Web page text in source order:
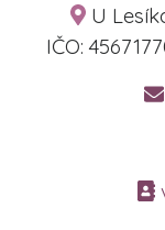
U
IČO: